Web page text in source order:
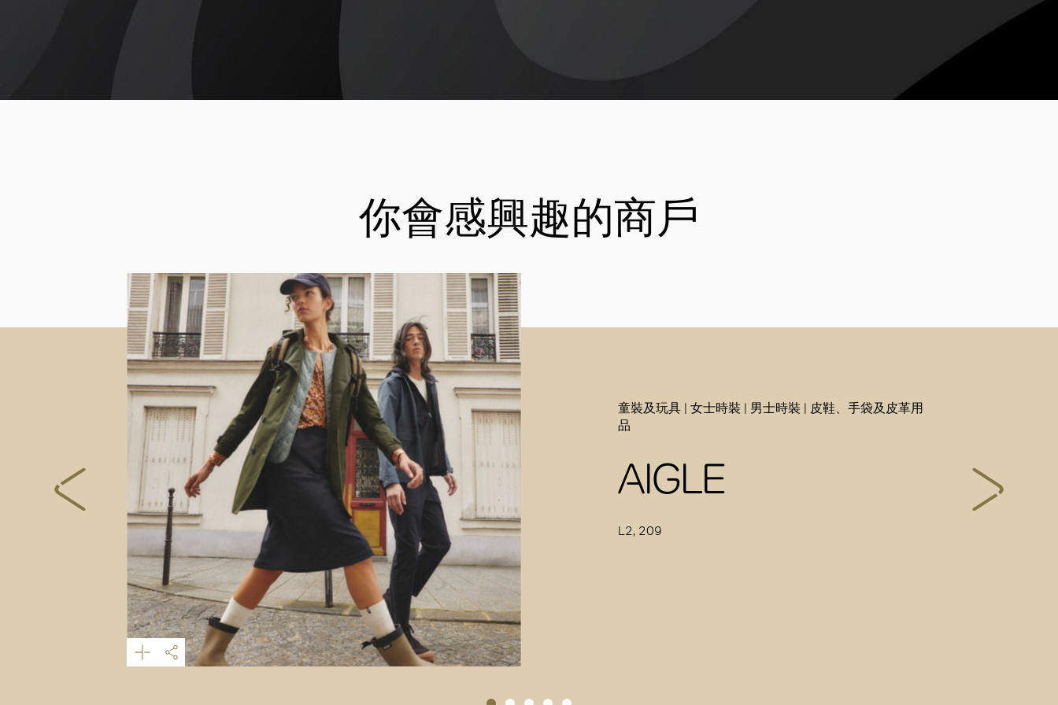
你會感興趣的商戶
童裝及玩具 | 女士時裝 | 男士時裝 | 皮鞋、手袋及皮革用
品
AIGLE
L2, 209